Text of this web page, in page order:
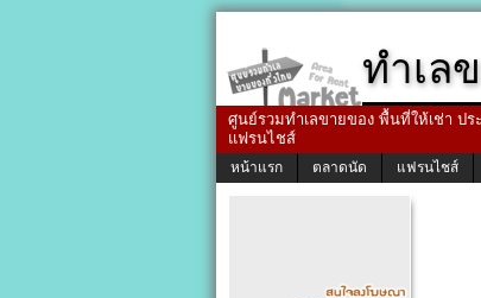
ทำเล
ศูนย์รวมทำเลขายของ พื้นที่ให้เช่า ป
แฟรนไชส์
หน้าแรก ตลาดนัด แฟรนไชส์